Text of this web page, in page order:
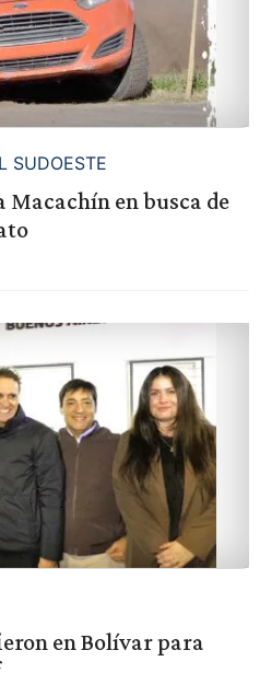
SUDOESTE
Macachín en busca de
en Bolívar para